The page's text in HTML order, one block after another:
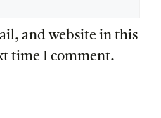
and website in this
time I comment.